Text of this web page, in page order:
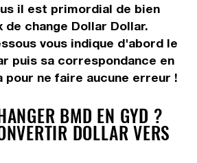
il est primordial de bien
change Dollar Dollar.
vous indique d'abord le
puis sa correspondance en
pour ne faire aucune erreur !
BMD EN GYD ?
DOLLAR VERS